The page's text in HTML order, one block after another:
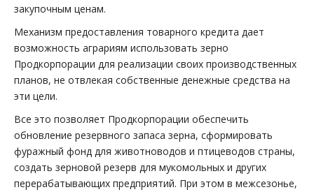
закупочным ценам.
Механизм предоставления товарного кредита дает
возможность аграриям использовать зерно
Продкорпорации для реализации своих производственных
планов, не отвлекая собственные денежные средства на
эти цели.
Все это позволяет Продкорпорации обеспечить
обновление резервного запаса зерна, сформировать
фуражный фонд для животноводов и птицеводов страны,
создать зерновой резерв для мукомольных и других
перерабатывающих предприятий. При этом в межсезонье,